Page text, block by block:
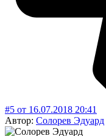
#5 от 16.07.2018 20:41
Автор: Солорев Эдуард